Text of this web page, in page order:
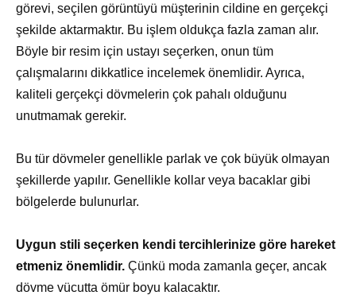
görevi, seçilen görüntüyü müşterinin cildine en gerçekçi
şekilde aktarmaktır. Bu işlem oldukça fazla zaman alır.
Böyle bir resim için ustayı seçerken, onun tüm
çalışmalarını dikkatlice incelemek önemlidir. Ayrıca,
kaliteli gerçekçi dövmelerin çok pahalı olduğunu
unutmamak gerekir.
Bu tür dövmeler genellikle parlak ve çok büyük olmayan
şekillerde yapılır. Genellikle kollar veya bacaklar gibi
bölgelerde bulunurlar.
Uygun stili seçerken kendi tercihlerinize göre hareket
etmeniz önemlidir. Çünkü moda zamanla geçer, ancak
dövme vücutta ömür boyu kalacaktır.